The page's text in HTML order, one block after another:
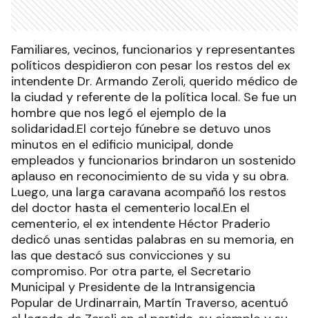
Familiares, vecinos, funcionarios y representantes
políticos despidieron con pesar los restos del ex
intendente Dr. Armando Zeroli, querido médico de
la ciudad y referente de la política local. Se fue un
hombre que nos legó el ejemplo de la
solidaridad.El cortejo fúnebre se detuvo unos
minutos en el edificio municipal, donde
empleados y funcionarios brindaron un sostenido
aplauso en reconocimiento de su vida y su obra.
Luego, una larga caravana acompañó los restos
del doctor hasta el cementerio local.En el
cementerio, el ex intendente Héctor Praderio
dedicó unas sentidas palabras en su memoria, en
las que destacó sus convicciones y su
compromiso. Por otra parte, el Secretario
Municipal y Presidente de la Intransigencia
Popular de Urdinarrain, Martín Traverso, acentuó